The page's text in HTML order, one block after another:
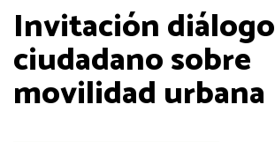
Invitación diálogo
ciudadano sobre
movilidad urbana